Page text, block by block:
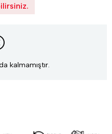
kalmamıştır.